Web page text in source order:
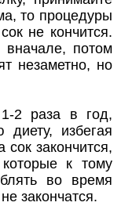
то процедуры
не кончится.
потом
незаметно, но
2 раза в год,
избегая
сок закончится,
к тому
во время
закончатся.